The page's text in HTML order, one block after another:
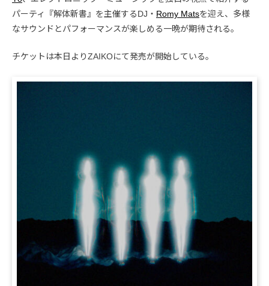
パーティ『解体新書』を主催するDJ・ Romy Matsを迎え、多様
なサウンドとパフォーマンスが楽しめる一晩が期待される。
チケットは本日よりZAIKOにて発売が開始している。